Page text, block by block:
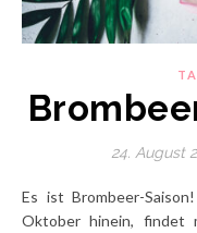
24. August
Es ist Brombeer-Saison! Im Spätsommer, ja sogar bis in den
Oktober hinein, findet